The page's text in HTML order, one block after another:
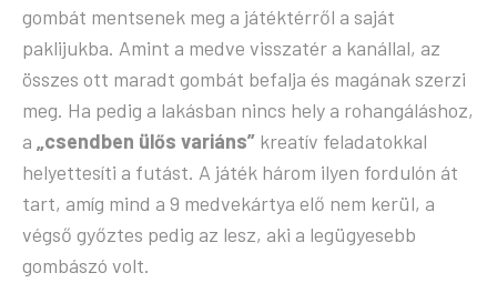
gombát mentsenek meg a játéktérről a saját
paklijukba. Amint a medve visszatér a kanállal, az
összes ott maradt gombát befalja és magának szerzi
meg. Ha pedig a lakásban nincs hely a rohangáláshoz,
a „csendben ülős variáns” kreatív feladatokkal
helyettesíti a futást. A játék három ilyen fordulón át
tart, amíg mind a 9 medvekártya elő nem kerül, a
végső győztes pedig az lesz, aki a legügyesebb
gombászó volt.